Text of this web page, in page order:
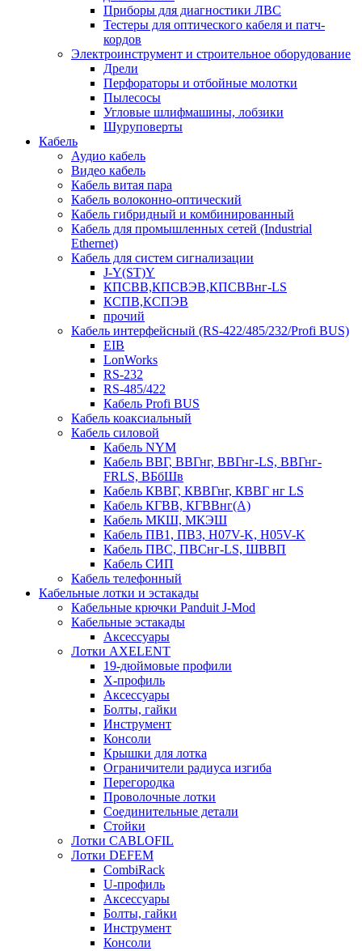
Приборы для диагностики ЛВС
Тестеры для оптического кабеля и патч-
кордов
Электроинструмент и строительное оборудование
Дрели
Перфораторы и отбойные молотки
Пылесосы
Угловые шлифмашины, лобзики
Шуруповерты
Кабель
Аудио кабель
Видео кабель
Кабель витая пара
Кабель волоконно-оптический
Кабель гибридный и комбинированный
Кабель для промышленных сетей (Industrial
Ethernet)
Кабель для систем сигнализации
J-Y(ST)Y
КПСВВ,КПСВЭВ,КПСВВнг-LS
КСПВ,КСПЭВ
прочий
Кабель интерфейсный (RS-422/485/232/Profi BUS)
EIB
LonWorks
RS-232
RS-485/422
Кабель Profi BUS
Кабель коаксиальный
Кабель силовой
Кабель NYM
Кабель ВВГ, ВВГнг, ВВГнг-LS, ВВГнг-
FRLS, ВБбШв
Кабель КВВГ, КВВГнг, КВВГ нг LS
Кабель КГВВ, КГВВнг(А)
Кабель МКШ, МКЭШ
Кабель ПВ1, ПВ3, H07V-K, H05V-K
Кабель ПВС, ПВСнг-LS, ШВВП
Кабель СИП
Кабель телефонный
Кабельные лотки и эстакады
Кабельные крючки Panduit J-Mod
Кабельные эстакады
Аксессуары
Лотки AXELENT
19-дюймовые профили
X-профиль
Аксессуары
Болты, гайки
Инструмент
Консоли
Крышки для лотка
Ограничители радиуса изгиба
Перегородка
Проволочные лотки
Соединительные детали
Стойки
Лотки CABLOFIL
Лотки DEFEM
CombiRack
U-профиль
Аксессуары
Болты, гайки
Инструмент
Консоли